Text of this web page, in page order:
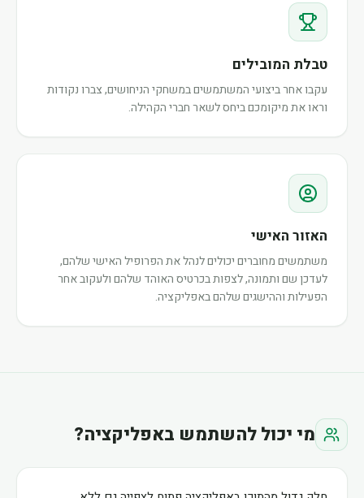
טבלת המובילים
עקבו אחר ביצועי המשתמשים במשחקי הניחושים, צברו נקודות
וראו את מיקומכם ביחס לשאר חברי הקהילה.
האזור האישי
משתמשים מחוברים יכולים לנהל את הפרופיל האישי שלהם,
לעדכן שם ותמונה, לצפות בכרטיס האוהד שלהם ולעקוב אחר
הפעילות וההישגים שלהם באפליקציה.
מי יכול להשתמש באפליקציה?